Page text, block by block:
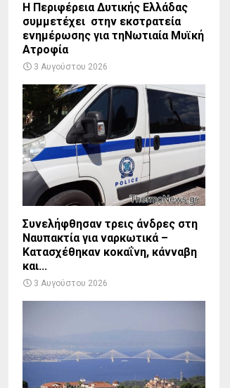
Η Περιφέρεια Δυτικής Ελλάδας
συμμετέχει στην εκστρατεία
ενημέρωσης για τηΝωτιαία Μυϊκή
Ατροφία
3 Αυγούστου 2026
Συνελήφθησαν τρεις άνδρες στη
Ναυπακτία για ναρκωτικά –
Κατασχέθηκαν κοκαΐνη, κάνναβη
και...
3 Αυγούστου 2026